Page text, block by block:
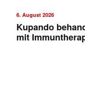
6. August 2026
Kupando
mit